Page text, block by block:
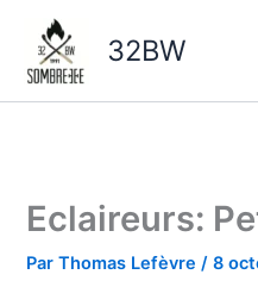
contenu
32BW
Eclaireurs:
ParThomas Lefèvre/8
Eclaireurs:
Petite
Réu